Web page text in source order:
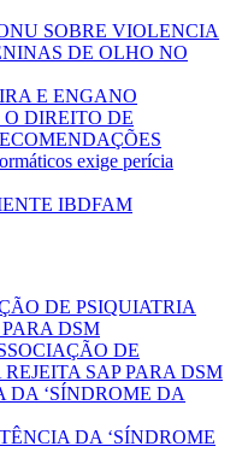
SOBRE VIOLENCIA
DE OLHO NO
E ENGANO
DIREITO DE
exige perícia
IBDFAM
DE PSIQUIATRIA
DSM
DE
SAP PARA DSM
DA ‘SÍNDROME DA
DA ‘SÍNDROME